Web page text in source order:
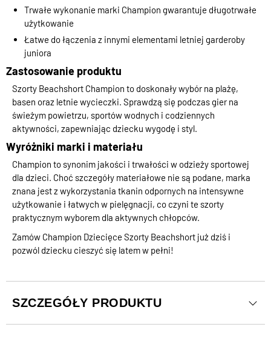
Trwałe wykonanie marki Champion gwarantuje długotrwałe
użytkowanie
Łatwe do łączenia z innymi elementami letniej garderoby
juniora
Zastosowanie produktu
Szorty Beachshort Champion to doskonały wybór na plażę,
basen oraz letnie wycieczki. Sprawdzą się podczas gier na
świeżym powietrzu, sportów wodnych i codziennych
aktywności, zapewniając dziecku wygodę i styl.
Wyróżniki marki i materiału
Champion to synonim jakości i trwałości w odzieży sportowej
dla dzieci. Choć szczegóły materiałowe nie są podane, marka
znana jest z wykorzystania tkanin odpornych na intensywne
użytkowanie i łatwych w pielęgnacji, co czyni te szorty
praktycznym wyborem dla aktywnych chłopców.
Zamów Champion Dziecięce Szorty Beachshort już dziś i
pozwól dziecku cieszyć się latem w pełni!
SZCZEGÓŁY PRODUKTU